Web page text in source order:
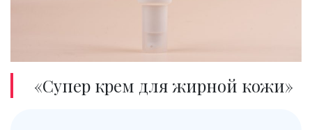
«Супер крем для жирной кожи»